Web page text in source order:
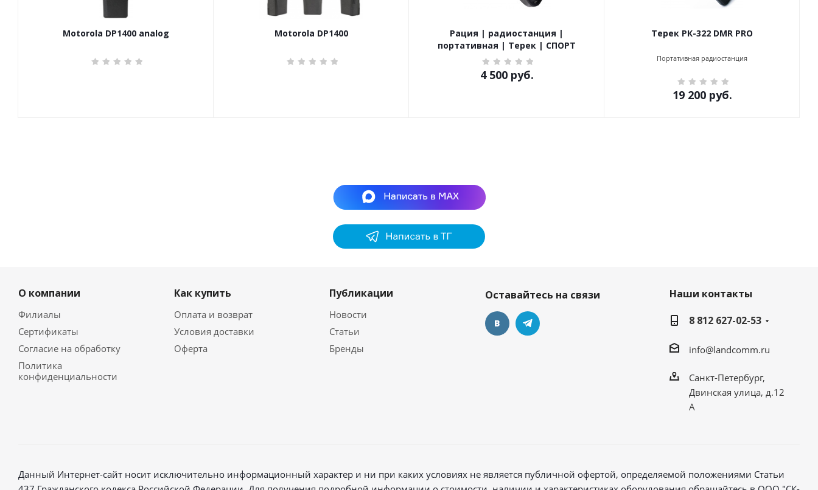
Motorola DP1400 analog Motorola DP1400
Рация | радиостанция |
портативная | Терек | СПОРТ
4 500руб.
Терек РК-322 DMR PRO
Портативная радиостанция
19 200руб.
О компании
Филиалы
Сертификаты
Согласие на обработку
Политика
конфиденциальности
Как купить
Оплата и возврат
Условия доставки
Оферта
Публикации
Новости
Статьи
Бренды
Оставайтесь на связи
Наши контакты
8 812 627-02-53
info@landcomm.ru
Санкт-Петербург,
Двинская улица, д.12
А
Данный Интернет-сайт носит исключительно информационный характер и ни при каких условиях не является публичной офертой, определяемой положениями Статьи